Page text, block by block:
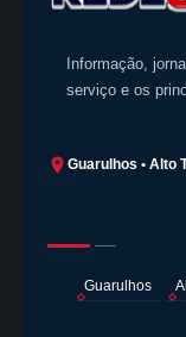
Informação,
serviço e os
Guarulhos • Alto
Guarulhos